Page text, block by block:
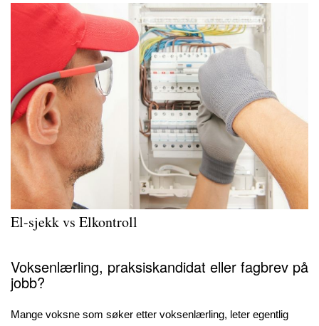
El-sjekk vs Elkontroll
Voksenlærling, praksiskandidat eller fagbrev på
jobb?
Mange voksne som søker etter voksenlærling, leter egentlig